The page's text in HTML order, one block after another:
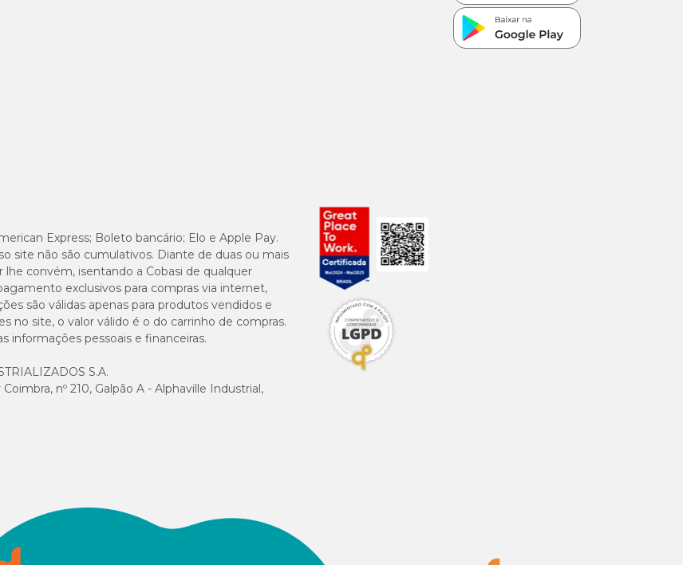
Express; Boleto bancário; Elo e Apple Pay.
site não são cumulativos. Diante de duas ou mais
convém, isentando a Cobasi de qualquer
exclusivos para compras via internet,
são válidas apenas para produtos vendidos e
no site, o valor válido é o do carrinho de compras.
informações pessoais e financeiras.
S.A.
nº 210, Galpão A - Alphaville Industrial,